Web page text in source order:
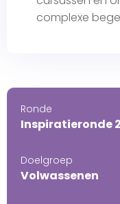
complexe
Ronde
Inspiratieronde
Doelgroep
Volwassenen